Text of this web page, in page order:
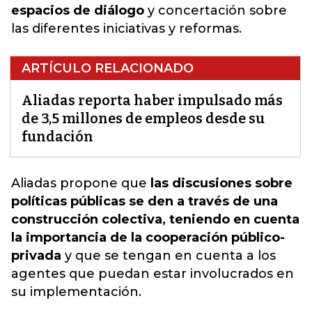
espacios de diálogo y concertación sobre
las diferentes iniciativas y reformas.
ARTÍCULO RELACIONADO
Aliadas reporta haber impulsado más
de 3,5 millones de empleos desde su
fundación
Aliadas propone que las discusiones sobre
políticas públicas se den a través de una
construcción colectiva, teniendo en cuenta
la importancia de la cooperación público-
privada y que se tengan en cuenta a los
agentes que puedan estar involucrados en
su implementación.